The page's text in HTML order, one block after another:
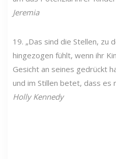
Jeremia
19. „Das sind die Stellen,
hingezogen fühlt, wenn ihr
Gesicht an seines gedrückt
und im Stillen betet, dass es
Holly Kennedy